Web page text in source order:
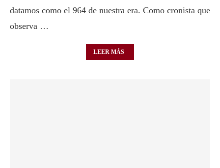
datamos como el 964 de nuestra era. Como cronista que
observa …
LEER MÁS